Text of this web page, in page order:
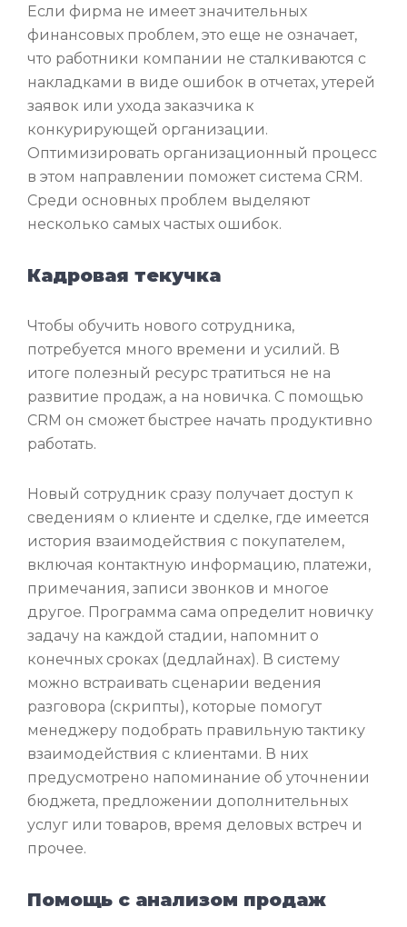
Если фирма не имеет значительных
финансовых проблем, это еще не означает,
что работники компании не сталкиваются с
накладками в виде ошибок в отчетах, утерей
заявок или ухода заказчика к
конкурирующей организации.
Оптимизировать организационный процесс
в этом направлении поможет система CRM.
Среди основных проблем выделяют
несколько самых частых ошибок.
Кадровая текучка
Чтобы обучить нового сотрудника,
потребуется много времени и усилий. В
итоге полезный ресурс тратиться не на
развитие продаж, а на новичка. С помощью
CRM он сможет быстрее начать продуктивно
работать.
Новый сотрудник сразу получает доступ к
сведениям о клиенте и сделке, где имеется
история взаимодействия с покупателем,
включая контактную информацию, платежи,
примечания, записи звонков и многое
другое. Программа сама определит новичку
задачу на каждой стадии, напомнит о
конечных сроках (дедлайнах). В систему
можно встраивать сценарии ведения
разговора (скрипты), которые помогут
менеджеру подобрать правильную тактику
взаимодействия с клиентами. В них
предусмотрено напоминание об уточнении
бюджета, предложении дополнительных
услуг или товаров, время деловых встреч и
прочее.
Помощь с анализом продаж